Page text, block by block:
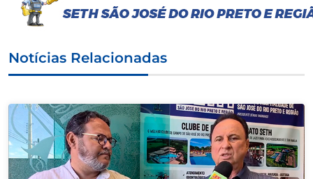
Notícias Relacionadas